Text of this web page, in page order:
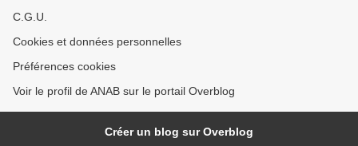
C.G.U.
Cookies et données personnelles
Préférences cookies
Voir le profil de ANAB sur le portail Overblog
Créer un blog sur Overblog